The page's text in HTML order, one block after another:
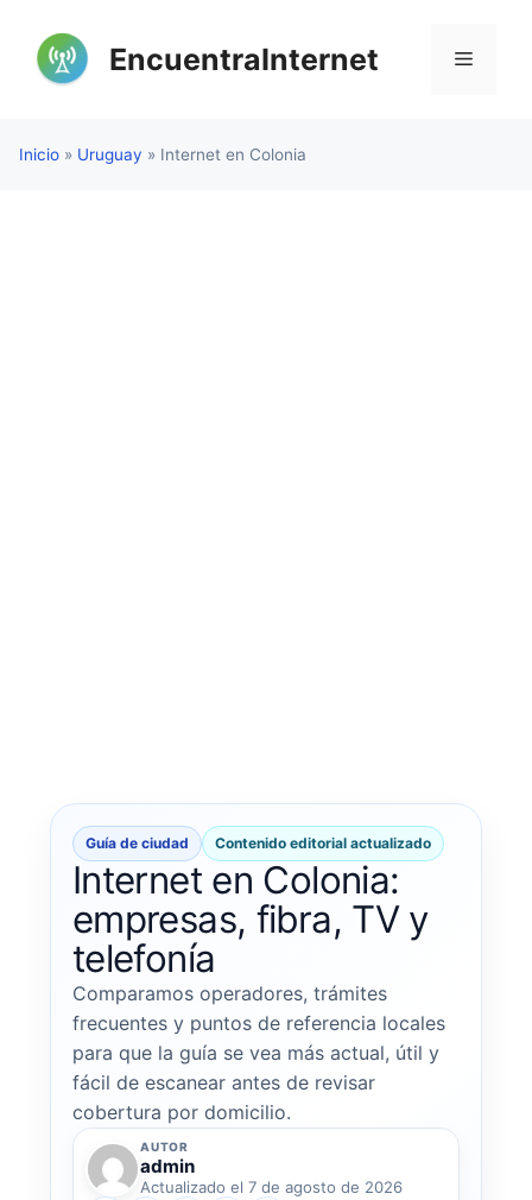
contenido
EncuentraInternet Menú
Inicio » Uruguay » Internet en Colonia
Guía de ciudad Contenido editorial actualizado
Internet en Colonia:
empresas, fibra, TV y
telefonía
Comparamos operadores, trámites
frecuentes y puntos de referencia locales
para que la guía se vea más actual, útil y
fácil de escanear antes de revisar
cobertura por domicilio.
AUTOR
admin
Actualizado el 7 de agosto de 2026